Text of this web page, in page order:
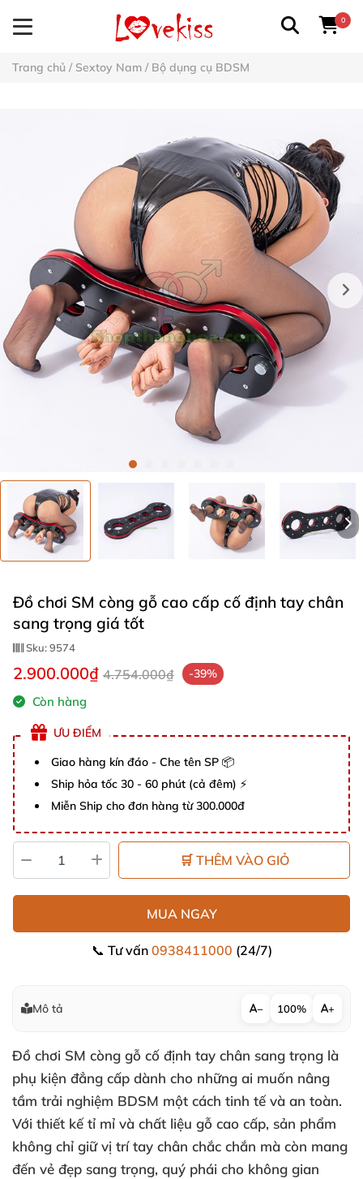
0
Trang chủ / Sextoy Nam / Bộ dụng cụ BDSM
Đồ chơi SM còng gỗ cao cấp cố định tay chân
sang trọng giá tốt
Sku:9574
2.900.000₫ 4.754.000₫ -39%
Còn hàng
ƯU ĐIỂM
Giao hàng kín đáo - Che tên SP 📦
Ship hỏa tốc 30 - 60 phút (cả đêm) ⚡
Miễn Ship cho đơn hàng từ 300.000đ
🛒 THÊM VÀO GIỎ
MUA NGAY
📞 Tư vấn 0938411000 (24/7)
Mô tả − 100% +
Đồ chơi SM còng gỗ cố định tay chân sang trọng là
phụ kiện đẳng cấp dành cho những ai muốn nâng
tầm trải nghiệm BDSM một cách tinh tế và an toàn.
Với thiết kế tỉ mỉ và chất liệu gỗ cao cấp, sản phẩm
không chỉ giữ vị trí tay chân chắc chắn mà còn mang
đến vẻ đẹp sang trọng, quý phái cho không gian